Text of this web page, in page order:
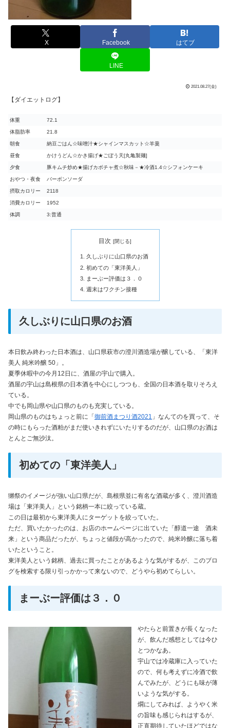
X Facebook はてブ
LINE
2021.08.27(金)
【ダイエットログ】
体重 72.1
体脂肪率 21.8
朝食 納豆ごはん☆味噌汁★シャインマスカット☆羊羹
昼食 かけうどん☆かき揚げ★ごぼう天[丸亀製麺]
夕食 豚キムチ炒め★揚げカボチャ煮☆秋味－★冷酒1.4☆シフォンケーキ
おやつ・夜食 バーボンソーダ
摂取カロリー 2118
消費カロリー 1952
体調 3:普通
目次
久しぶりに山口県のお酒
初めての「東洋美人」
まーぶー評価は３．０
週末はワクチン接種
久しぶりに山口県のお酒
本日飲み終わった日本酒は、山口県萩市の澄川酒造場が醸している、「東洋
美人 純米吟醸 50」。
夏季休暇中の今月12日に、酒屋の宇山で購入。
酒屋の宇山は島根県の日本酒を中心にしつつも、全国の日本酒を取りそろえ
ている。
中でも岡山県や山口県のものも充実している。
岡山県のものはちょっと前に「 御前酒まつり酒2021 」なんてのを買って、そ
の時にもらった酒粕がまだ使いきれずにいたりするのだが、山口県のお酒は
とんとご無沙汰。
初めての「東洋美人」
獺祭のイメージが強い山口県だが、島根県並に有名な酒蔵が多く、澄川酒造
場は「東洋美人」という銘柄一本に絞っている蔵。
この日は最初から東洋美人にターゲットを絞っていた。
ただ、買いたかったのは、お店のホームページに出ていた「醇道一途 酒未
来」という商品だったが、ちょっと値段が高かったので、純米吟醸に落ち着
いたということ。
東洋美人という銘柄、過去に買ったことがあるような気がするが、このブロ
グを検索する限り引っかかって来ないので、どうやら初めてらしい。
まーぶー評価は３．０
やたらと前置きが長くなった
が、飲んだ感想としては今ひ
とつかなあ。
宇山では冷蔵庫に入っていた
ので、何も考えずに冷酒で飲
んでみたが、どうにも味が薄
いような気がする。
燗にしてみれば、ようやく米
の旨味も感じられはするが、
正直期待していたほどではな